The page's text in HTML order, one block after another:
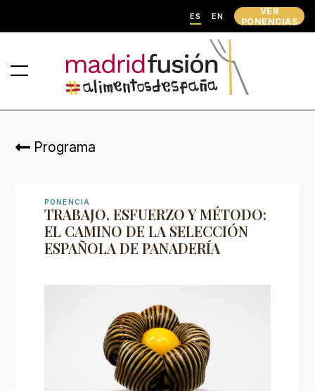
ES EN
VER
PONENCIAS
Programa
PONENCIA
TRABAJO, ESFUERZO Y MÉTODO:
EL CAMINO DE LA SELECCIÓN
ESPAÑOLA DE PANADERÍA